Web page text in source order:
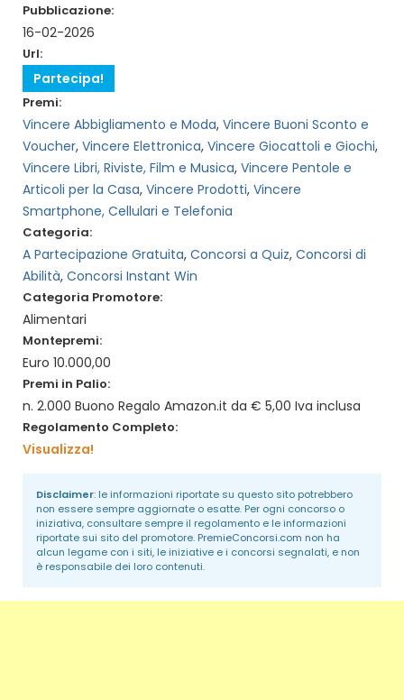
Pubblicazione:
16-02-2026
Url:
Partecipa!
Premi:
Vincere Abbigliamento e Moda, Vincere Buoni Sconto e
Voucher, Vincere Elettronica, Vincere Giocattoli e Giochi,
Vincere Libri, Riviste, Film e Musica, Vincere Pentole e
Articoli per la Casa, Vincere Prodotti, Vincere
Smartphone, Cellulari e Telefonia
Categoria:
A Partecipazione Gratuita, Concorsi a Quiz, Concorsi di
Abilità, Concorsi Instant Win
Categoria Promotore:
Alimentari
Montepremi:
Euro 10.000,00
Premi in Palio:
n. 2.000 Buono Regalo Amazon.it da € 5,00 Iva inclusa
Regolamento Completo:
Visualizza!
Disclaimer: le informazioni riportate su questo sito potrebbero
non essere sempre aggiornate o esatte. Per ogni concorso o
iniziativa, consultare sempre il regolamento e le informazioni
riportate sui sito del promotore. PremieConcorsi.com non ha
alcun legame con i siti, le iniziative e i concorsi segnalati, e non
è responsabile dei loro contenuti.